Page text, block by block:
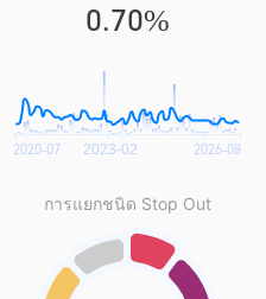
0.70%
การแยกชนิด Stop Out